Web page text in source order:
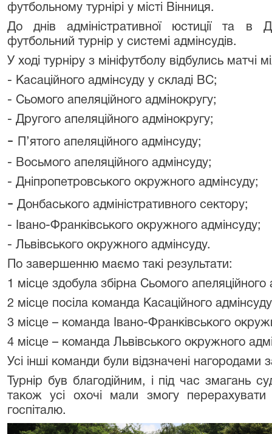
футбольному турнірі у місті Вінниця.
До днів адміністративної юстиції та в
футбольний турнір у системі адмінсудів.
У ході турніру з мініфутболу відбулись матчі
- Касаційного адмінсуду у складі ВС;
- Сьомого апеляційного адмінокругу;
- Другого апеляційного адмінокругу;
-
П’ятого апеляційного адмінсуду;
- Восьмого апеляційного адмінсуду;
- Дніпропетровського окружного адмінсуду;
- Донбаського адміністративного сектору;
- Івано-Франківського окружного адмінсуду;
- Львівського окружного адмінсуду.
По завершенню маємо такі результати:
1 місце здобула збірна Сьомого апеляційного
2 місце посіла команда Касаційного
3 місце – команда Івано-Франківського
4 місце – команда Львівського окружного
Усі інші команди були відзначені нагородами
Турнір був благодійним, і під час змагань
також усі охочі мали змогу
госпіталю.